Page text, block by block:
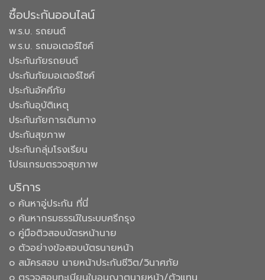
ซื้อประกันออนไลน์
พ.ร.บ. รถยนต์
พ.ร.บ. รถมอเตอร์ไซค์
ประกันภัยรถยนต์
ประกันภัยมอเตอร์ไซค์
ประกันอัคคีภัย
ประกันอุบัติเหตุ
ประกันภัยการเดินทาง
ประกันสุขภาพ
ประกันกลุ่มโรงเรียน
โปรแกรมตรวจสุขภาพ
บริการ
๐ ค้นหาอู่ประกัน ที่นี่
๐ ค้นหากรมธรรม์ในระบบศรีกรุง
๐ คู่มือติวสอบบัตรหน้านาย
๐ ตัวอย่างข้อสอบบัตรนายหน้า
๐ สมัครสอบ นายหน้าประกันชีวิต/วินาศภัย